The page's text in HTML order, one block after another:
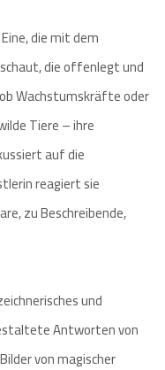
die mit dem
die offenlegt und
Wachstumskräfte oder
Tiere – ihre
auf die
reagiert sie
zu Beschreibende,
und
Antworten von
von magischer